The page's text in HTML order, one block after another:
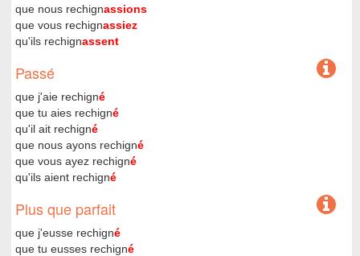
que nous rechignassions
que vous rechignassiez
qu'ils rechignassent
Passé
que j'aie rechigné
que tu aies rechigné
qu'il ait rechigné
que nous ayons rechigné
que vous ayez rechigné
qu'ils aient rechigné
Plus que parfait
que j'eusse rechigné
que tu eusses rechigné